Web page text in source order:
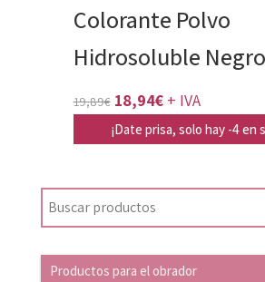
Colorante Polvo
Hidrosoluble
19,89€ El
precio
19,89€.
18,94€El
precio
+ IVA
¡Date prisa, solo hay -4 en
Productos para el obrador